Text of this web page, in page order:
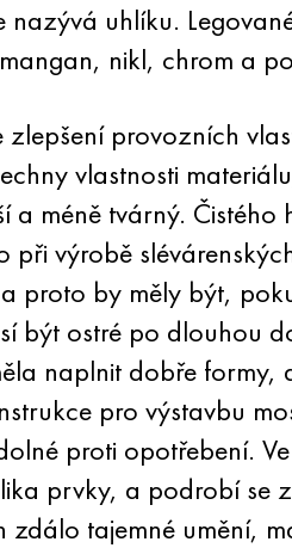
uhlíku.
nikl, chrom a
provozních
vlastnosti
méně tvárný.
při výrobě
proto by měly být,
být ostré po dlouhou
naplnit dobře formy,
pro výstavbu
proti opotřebení.
prvky, a podrobí se
tajemné umění,